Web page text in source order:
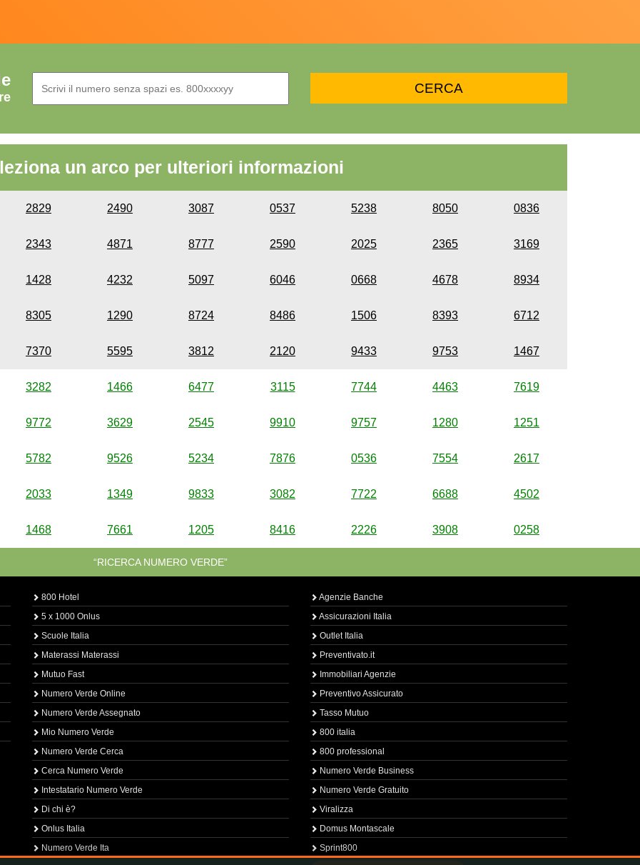
un arco per ulteriori informazioni
2829 2490 3087 0537 5238 8050 0836
2343 4871 8777 2590 2025 2365 3169
1428 4232 5097 6046 0668 4678 8934
8305 1290 8724 8486 1506 8393 6712
7370 5595 3812 2120 9433 9753 1467
3282 1466 6477 3115 7744 4463 7619
9772 3629 2545 9910 9757 1280 1251
5782 9526 5234 7876 0536 7554 2617
2033 1349 9833 3082 7722 6688 4502
1468 7661 1205 8416 2226 3908 0258
“RICERCA NUMERO VERDE”
800 Hotel
5 x 1000 Onlus
Scuole Italia
Materassi Materassi
Mutuo Fast
Numero Verde Online
Numero Verde Assegnato
Mio Numero Verde
Numero Verde Cerca
Cerca Numero Verde
Intestatario Numero Verde
Di chi è?
Onlus Italia
Numero Verde Ita
Agenzie Banche
Assicurazioni Italia
Outlet Italia
Preventivato.it
Immobiliari Agenzie
Preventivo Assicurato
Tasso Mutuo
800 italia
800 professional
Numero Verde Business
Numero Verde Gratuito
Viralizza
Domus Montascale
Sprint800